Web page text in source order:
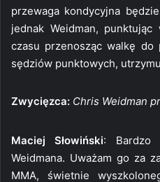
przewaga kondycyjna
jednak Weidman,
czasu przenosząc walkę do
sędziów punktowych,
Zwycięzca: Chris Weidman
Maciej Słowiński: Bardzo
Weidmana. Uważam go za
MMA, świetnie